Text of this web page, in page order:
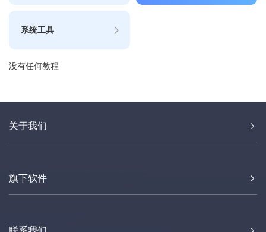
系统工具
没有任何教程
关于我们
旗下软件